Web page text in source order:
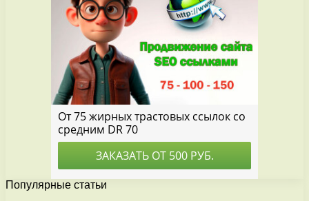
Популярные статьи